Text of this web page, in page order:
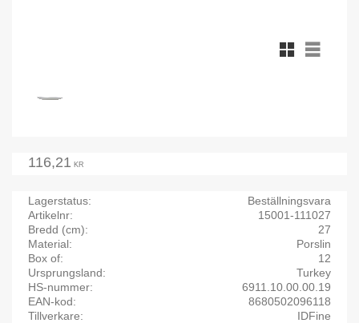
Rutnätsvy
Listvy
116,21 KR
Lagerstatus
Beställningsvara
Artikelnr
15001-111027
Bredd (cm)
27
Material
Porslin
Box of
12
Ursprungsland
Turkey
HS-nummer
6911.10.00.00.19
EAN-kod
8680502096118
Tillverkare
IDFine